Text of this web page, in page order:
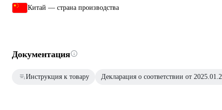
Китай — страна производства
Документация
Инструкция к товару Декларация о соответствии от